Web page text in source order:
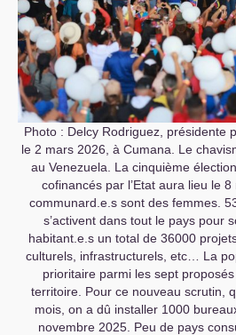
Photo : Delcy Rodriguez, présidente
le 2 mars 2026, à Cumana. Le
au Venezuela. La cinquième
cofinancés par l’Etat aura lieu le
communard.e.s sont des femmes.
s’activent dans tout le pays pour
habitant.e.s un total de 36000
culturels, infrastructurels, etc… La
prioritaire parmi les sept
territoire. Pour ce nouveau scrutin,
mois, on a dû installer 1000
novembre 2025. Peu de pays